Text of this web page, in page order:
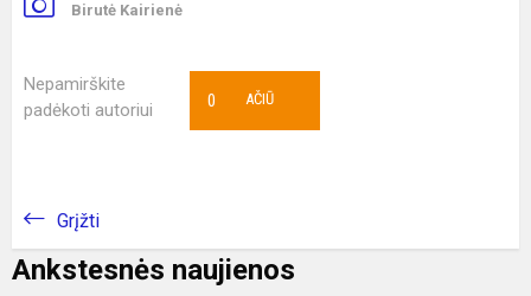
Birutė Kairienė
Nepamirškite
padėkoti autoriui
AČIŪ
0
Grįžti
Ankstesnės naujienos